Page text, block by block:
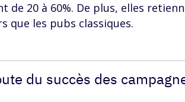
de 20 à 60%. De plus, elles
que les pubs classiques.
du succès des